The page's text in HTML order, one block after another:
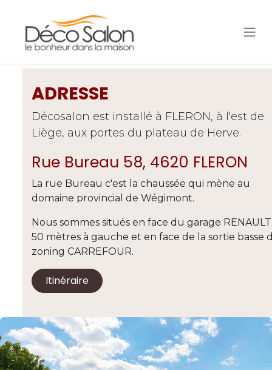
ADRESSE
Décosalon est installé à FLERON, à l'est de
Liège, aux portes du plateau de Herve.
Rue Bureau 58, 4620 FLERON
La rue Bureau c'est la chaussée qui mène au
domaine provincial de Wégimont.
Nous sommes situés en face du garage
50 mètres à gauche et en face de la sortie basse
zoning CARREFOUR.
Itinéraire